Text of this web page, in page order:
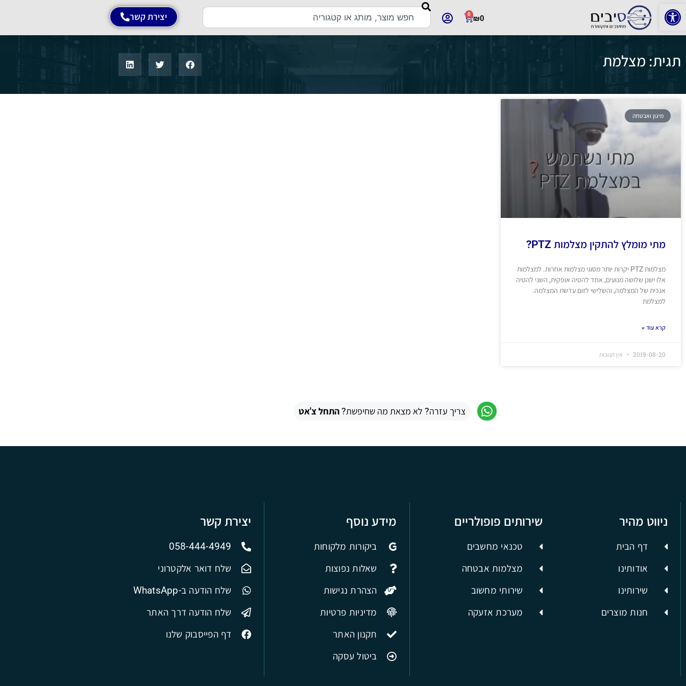
פתח סרגל נגישות ₪0
0 יצירת קשר
תגית: מצלמת
מיגון ואבטחה
מתי מומלץ להתקין מצלמות PTZ?
מצלמות PTZ יקרות יותר מסוגי מצלמות אחרות. למצלמות
אלו ישנן שלושה מנועים, אחד להטיה אופקית, השני להטיה
אנכית של המצלמה, והשלישי לזום עדשת המצלמה.
למצלמת
קרא עוד »
2019-08-20 אין תגובות
צריך עזרה? לא מצאת מה שחיפשת?התחל צ'אט
ניווט מהיר
דף הבית
אודותינו
שירותינו
חנות מוצרים
שירותים פופולריים
טכנאי מחשבים
מצלמות אבטחה
שירותי מחשוב
מערכת אזעקה
מידע נוסף
ביקורות מלקוחות
שאלות נפוצות
הצהרת נגישות
מדיניות פרטיות
תקנון האתר
ביטול עסקה
יצירת קשר
058-444-4949
שלח דואר אלקטרוני
שלח הודעה ב-WhatsApp
שלח הודעה דרך האתר
דף הפייסבוק שלנו